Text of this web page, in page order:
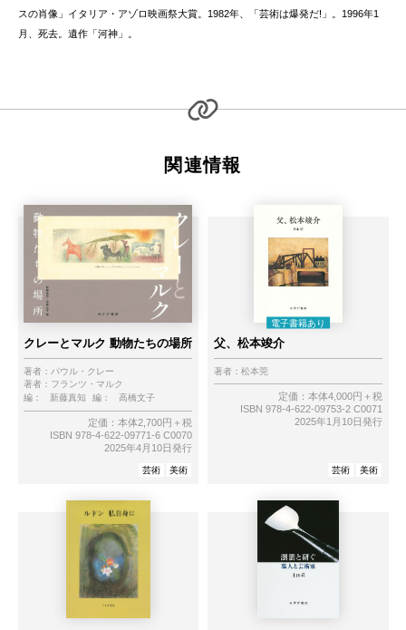
スの肖像」イタリア・アゾロ映画祭大賞。1982年、「芸術は爆発だ!」。1996年1
月、死去。遺作「河神」。
関連情報
クレーとマルク 動物たちの場所
著者： パウル・クレー
著者： フランツ・マルク
編：
新藤真知 編： 高橋文子
定価：本体2,700円＋税
ISBN 978-4-622-09771-6 C0070
2025年4月10日発行
芸術 美術
父、松本竣介
著者： 松本莞
定価：本体4,000円＋税
ISBN 978-4-622-09753-2 C0071
2025年1月10日発行
芸術 美術